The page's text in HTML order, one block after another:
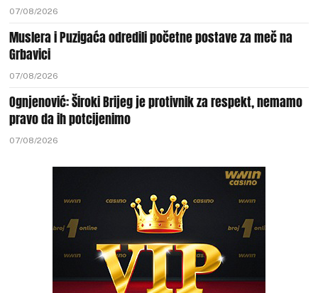
07/08/2026
Muslera i Puzigaća odredili početne postave za meč na
Grbavici
07/08/2026
Ognjenović: Široki Brijeg je protivnik za respekt, nemamo
pravo da ih potcijenimo
07/08/2026